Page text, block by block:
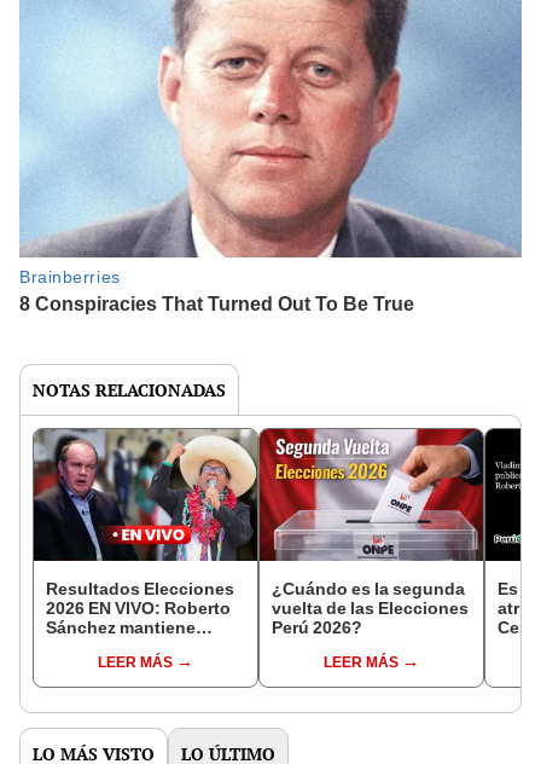
NOTAS RELACIONADAS
Resultados Elecciones
2026 EN VIVO: Roberto
Sánchez mantiene
conteo ONPE al 95%
LEER MÁS
¿Cuándo es la segunda
vuelta de las Elecciones
Perú 2026?
LEER MÁS
Es
LO MÁS VISTO LO ÚLTIMO